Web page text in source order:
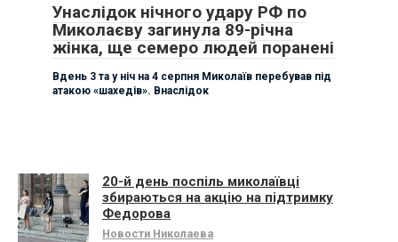
Унаслідок нічного удару РФ по
Миколаєву загинула 89-річна
жінка, ще семеро людей поранені
Вдень 3 та у ніч на 4 серпня Миколаїв перебував під
атакою «шахедів». Внаслідок
20-й день поспіль миколаївці
збираються на акцію на підтримку
Федорова
Новости Николаева